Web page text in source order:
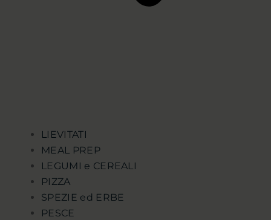
LIEVITATI
MEAL PREP
LEGUMI e CEREALI
PIZZA
SPEZIE ed ERBE
PESCE